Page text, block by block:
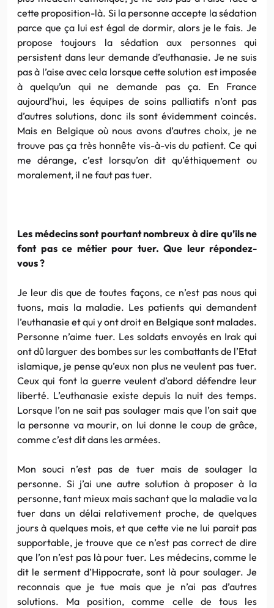
cette proposition-là. Si la personne accepte la sédation
parce que ça lui est égal de dormir, alors je le fais. Je
propose toujours la sédation aux personnes qui
persistent dans leur demande d’euthanasie. Je ne suis
pas à l’aise avec cela lorsque cette solution est imposée
à quelqu’un qui ne demande pas ça. En France
aujourd’hui, les équipes de soins palliatifs n’ont pas
d’autres solutions, donc ils sont évidemment coincés.
Mais en Belgique où nous avons d’autres choix, je ne
trouve pas ça très honnête vis-à-vis du patient. Ce qui
me dérange, c’est lorsqu’on dit qu’éthiquement ou
moralement, il ne faut pas tuer.
Les médecins sont pourtant nombreux à dire qu’ils ne
font pas ce métier pour tuer. Que leur répondez-
vous ?
Je leur dis que de toutes façons, ce n’est pas nous qui
tuons, mais la maladie. Les patients qui demandent
l’euthanasie et qui y ont droit en Belgique sont malades.
Personne n’aime tuer. Les soldats envoyés en Irak qui
ont dû larguer des bombes sur les combattants de l’Etat
islamique, je pense qu’eux non plus ne veulent pas tuer.
Ceux qui font la guerre veulent d’abord défendre leur
liberté. L’euthanasie existe depuis la nuit des temps.
Lorsque l’on ne sait pas soulager mais que l’on sait que
la personne va mourir, on lui donne le coup de grâce,
comme c’est dit dans les armées.
Mon souci n’est pas de tuer mais de soulager la
personne. Si j’ai une autre solution à proposer à la
personne, tant mieux mais sachant que la maladie va la
tuer dans un délai relativement proche, de quelques
jours à quelques mois, et que cette vie ne lui parait pas
supportable, je trouve que ce n’est pas correct de dire
que l’on n’est pas là pour tuer. Les médecins, comme le
dit le serment d’Hippocrate, sont là pour soulager. Je
reconnais que je tue mais que je n’ai pas d’autres
solutions. Ma position, comme celle de tous les